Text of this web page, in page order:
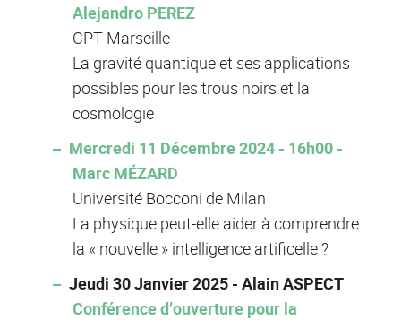
Alejandro PEREZ
CPT Marseille
La gravité quantique et ses applications
possibles pour les trous noirs et la
cosmologie
Mercredi 11 Décembre 2024 - 16h00 -
Marc MÉZARD
Université Bocconi de Milan
La physique peut-elle aider à comprendre
la « nouvelle » intelligence artificelle ?
Jeudi 30 Janvier 2025 - Alain ASPECT
Conférence d’ouverture pour la